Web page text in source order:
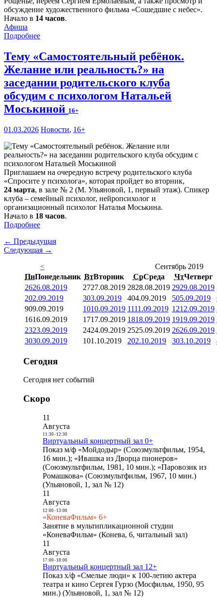
обсуждение художественного фильма «Сошедшие с небес».
Начало в 14 часов.
Афиша
Подробнее
Тему «Самостоятельный ребёнок.
Желание или реальность?» на
заседании родительского клуба
обсудим с психологом Натальей
Моськиной 16+
01.03.2026 Новости, 16+
Приглашаем на очередную встречу родительского клуба
«Спросите у психолога», которая пройдет во вторник,
24 марта, в зале № 2 (М. Ульяновой, 1, первый этаж). Спикер
клуба – семейный психолог, нейропсихолог и
организационный психолог Наталья Моськина.
Начало в 18 часов.
Подробнее
← Предыдущая
Следующая →
<
Сентябрь 2019
ПнПонедельник ВтВторник СрСреда ЧтЧетверг
2626.08.2019 2727.08.2019 2828.08.2019 2929.08.2019
202.09.2019 303.09.2019 404.09.2019 505.09.2019
909.09.2019 1010.09.2019 1111.09.2019 1212.09.2019
1616.09.2019 1717.09.2019 1818.09.2019 1919.09.2019
2323.09.2019 2424.09.2019 2525.09.2019 2626.09.2019
3030.09.2019 101.10.2019 202.10.2019 303.10.2019
Сегодня
Сегодня нет событий
Скоро
11
Августа
11:30- 12:30
Виртуальный концертный зал 0+
Показ м/ф «Мойдодыр» (Союзмультфильм, 1954,
16 мин.); «Ивашка из Дворца пионеров»
(Союзмультфильм, 1981, 10 мин.); «Паровозик из
Ромашкова» (Союзмультфильм, 1967, 10 мин.)
(Ульяновой, 1, зал № 12)
11
Августа
12:00- 13:00
«КоневаФильм» 6+
Занятие в мультипликационной студии
«КоневаФильм» (Конева, 6, читальный зал)
11
Августа
17:00- 18:00
Виртуальный концертный зал 12+
Показ х/ф «Смелые люди» к 100-летию актера
театра и кино Сергея Гурзо (Мосфильм, 1950, 95
мин.) (Ульяновой, 1, зал № 12)